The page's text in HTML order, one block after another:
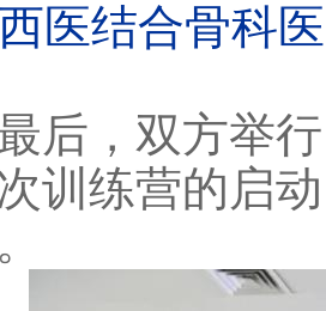
医结合骨科
后，双方举
训练营的启